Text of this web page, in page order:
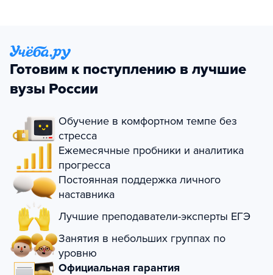
Готовим к поступлению в лучшие
вузы России
Обучение в комфортном темпе без
стресса
Ежемесячные пробники и аналитика
прогресса
Постоянная поддержка личного
наставника
Лучшие преподаватели-эксперты ЕГЭ
Занятия в небольших группах по
уровню
Официальная гарантия